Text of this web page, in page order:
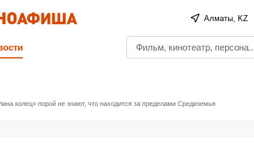
Алматы, KZ
колец» порой не знают, что находится за пределами Средиземья